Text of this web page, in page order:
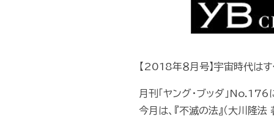
【2018年８月号】宇宙時代は
月刊「ヤング・ブッダ」
今月は、『不滅の法』（大川隆